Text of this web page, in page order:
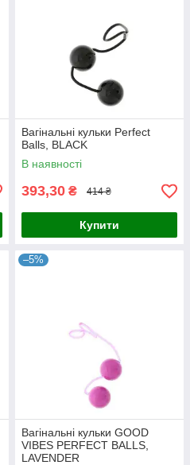
Вагінальні кульки Perfect
Balls, BLACK
В наявності
393,30 ₴ 414 ₴
Купити
–5%
Вагінальні кульки GOOD
VIBES PERFECT BALLS,
LAVENDER